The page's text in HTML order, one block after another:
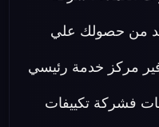
من حصولك علي
مركز خدمة رئيسي
فشركة تكييفات